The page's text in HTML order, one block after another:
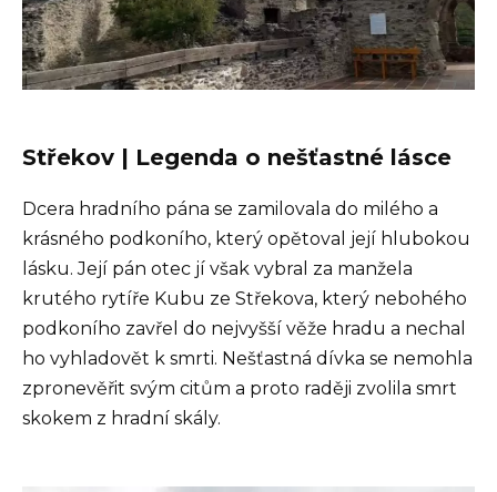
Střekov | Legenda o nešťastné lásce
Dcera hradního pána se zamilovala do milého a
krásného podkoního, který opětoval její hlubokou
lásku. Její pán otec jí však vybral za manžela
krutého rytíře Kubu ze Střekova, který nebohého
podkoního zavřel do nejvyšší věže hradu a nechal
ho vyhladovět k smrti. Nešťastná dívka se nemohla
zpronevěřit svým citům a proto raději zvolila smrt
skokem z hradní skály.